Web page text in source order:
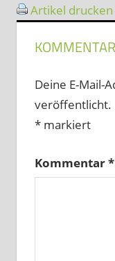
Artikel drucken
Deine E-Mail-
veröffentlicht.
*markiert
Kommentar*